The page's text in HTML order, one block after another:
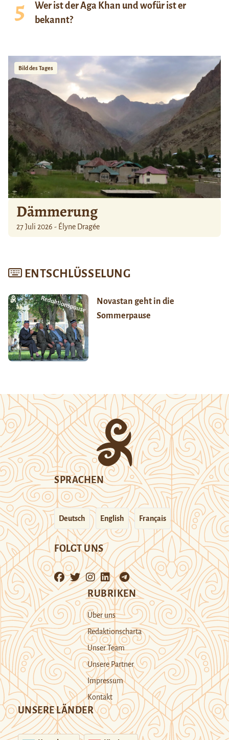
Wer ist der Aga Khan und wofür ist er
bekannt?
Bild des Tages
Dämmerung
27 Juli 2026 - Élyne Dragée
ENTSCHLÜSSELUNG
Novastan geht in die
Sommerpause
SPRACHEN
Deutsch English Français
FOLGT UNS
RUBRIKEN
Über uns
Redaktionscharta
Unser Team
Unsere Partner
Impressum
Kontakt
UNSERE LÄNDER